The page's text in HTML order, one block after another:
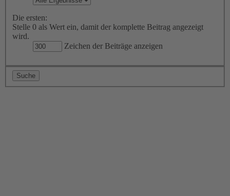
Die ersten:
Stelle 0 als Wert ein, damit der komplette Beitrag angezeigt
wird.
Zeichen der Beiträge anzeigen